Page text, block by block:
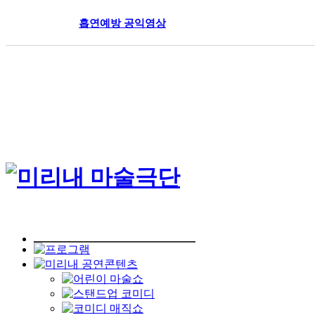
흡연예방 공익영상